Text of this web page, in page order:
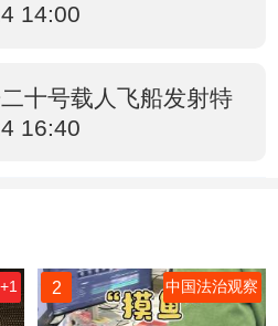
14:00
十号载人飞船发射特
16:40
2 中国法治观察